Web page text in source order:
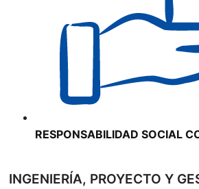
RESPONSABILIDAD SOCIAL
INGENIERÍA, PROYECTO Y